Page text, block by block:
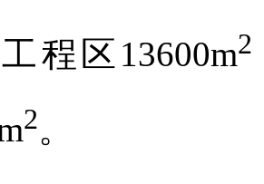
程区13600m2
2。